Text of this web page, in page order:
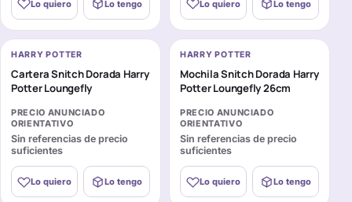
Lo quiero Lo tengo Lo quiero Lo tengo
HARRY POTTER
Cartera Snitch Dorada Harry
Potter Loungefly
PRECIO ANUNCIADO
ORIENTATIVO
Sin referencias de precio
suficientes
Lo quiero Lo tengo
HARRY POTTER
Mochila Snitch Dorada Harry
Potter Loungefly 26cm
PRECIO ANUNCIADO
ORIENTATIVO
Sin referencias de precio
suficientes
Lo quiero Lo tengo